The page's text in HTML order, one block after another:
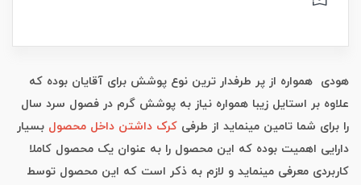
هودی همواره از پر طرفدار ترین نوع پوشش برای آقایان بوده که
علاوه بر استایل زیبا همواره نیاز به پوشش گرم در فصول سرد سال
را برای شما تامین مینماید از طرفی کرک داشتن داخل محصول بسیار
دارایی اهمیت بوده که این محصول را به عنوان یک محصول کاملا
کاربردی معرفی مینماید و لازم به ذکر است که این محصول توسط